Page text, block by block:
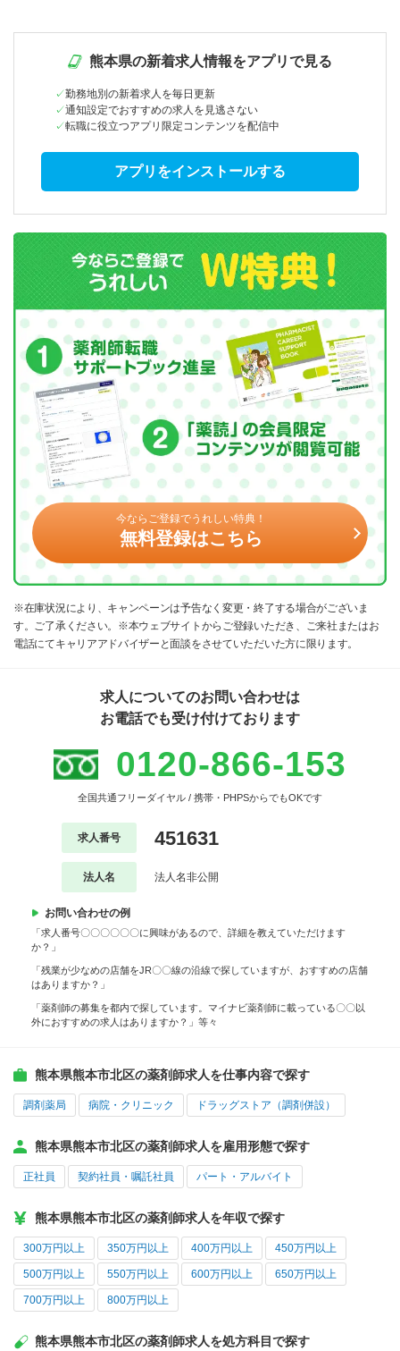
熊本県の新着求人情報をアプリで見る
勤務地別の新着求人を毎日更新
通知設定でおすすめの求人を見逃さない
転職に役立つアプリ限定コンテンツを配信中
アプリをインストールする
今ならご登録でうれしい特典！
無料登録はこちら
※在庫状況により、キャンペーンは予告なく変更・終了する場合がございま
す。ご了承ください。※本ウェブサイトからご登録いただき、ご来社またはお
電話にてキャリアアドバイザーと面談をさせていただいた方に限ります。
求人についてのお問い合わせは
お電話でも受け付けております
0120-866-153
全国共通フリーダイヤル / 携帯・PHPSからでもOKです
求人番号 451631
法人名 法人名非公開
お問い合わせの例
「求人番号〇〇〇〇〇〇に興味があるので、詳細を教えていただけます
か？」
「残業が少なめの店舗をJR〇〇線の沿線で探していますが、おすすめの店舗
はありますか？」
「薬剤師の募集を都内で探しています。マイナビ薬剤師に載っている〇〇以
外におすすめの求人はありますか？」等々
熊本県熊本市北区の薬剤師求人を仕事内容で探す
調剤薬局 病院・クリニック ドラッグストア（調剤併設）
熊本県熊本市北区の薬剤師求人を雇用形態で探す
正社員 契約社員・嘱託社員 パート・アルバイト
熊本県熊本市北区の薬剤師求人を年収で探す
300万円以上 350万円以上 400万円以上 450万円以上
500万円以上 550万円以上 600万円以上 650万円以上
700万円以上 800万円以上
熊本県熊本市北区の薬剤師求人を処方科目で探す